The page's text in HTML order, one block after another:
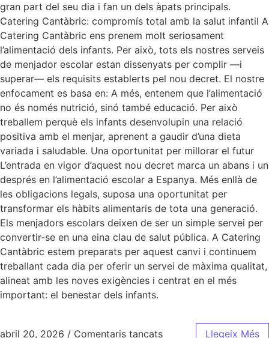
gran part del seu dia i fan un dels àpats principals.
Catering Cantàbric: compromís total amb la salut infantil A
Catering Cantàbric ens prenem molt seriosament
l’alimentació dels infants. Per això, tots els nostres serveis
de menjador escolar estan dissenyats per complir —i
superar— els requisits establerts pel nou decret. El nostre
enfocament es basa en: A més, entenem que l’alimentació
no és només nutrició, sinó també educació. Per això
treballem perquè els infants desenvolupin una relació
positiva amb el menjar, aprenent a gaudir d’una dieta
variada i saludable. Una oportunitat per millorar el futur
L’entrada en vigor d’aquest nou decret marca un abans i un
després en l’alimentació escolar a Espanya. Més enllà de
les obligacions legals, suposa una oportunitat per
transformar els hàbits alimentaris de tota una generació.
Els menjadors escolars deixen de ser un simple servei per
convertir-se en una eina clau de salut pública. A Catering
Cantàbric estem preparats per aquest canvi i continuem
treballant cada dia per oferir un servei de màxima qualitat,
alineat amb les noves exigències i centrat en el més
important: el benestar dels infants.
abril 20, 2026 / Comentaris tancats Llegeix Més